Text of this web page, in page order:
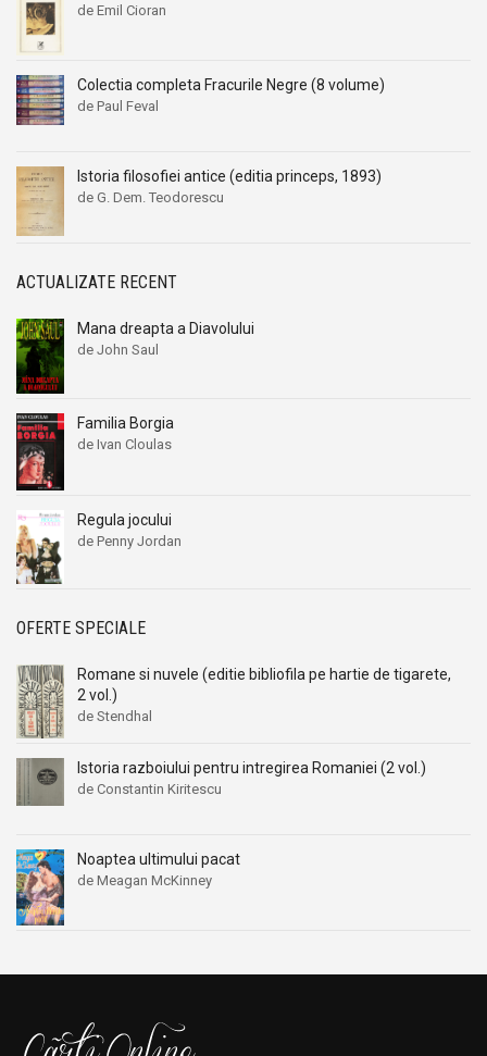
de Emil Cioran
Colectia completa Fracurile Negre (8 volume)
de Paul Feval
Istoria filosofiei antice (editia princeps, 1893)
de G. Dem. Teodorescu
ACTUALIZATE RECENT
Mana dreapta a Diavolului
de John Saul
Familia Borgia
de Ivan Cloulas
Regula jocului
de Penny Jordan
OFERTE SPECIALE
Romane si nuvele (editie bibliofila pe hartie de tigarete,
2 vol.)
de Stendhal
Istoria razboiului pentru intregirea Romaniei (2 vol.)
de Constantin Kiritescu
Noaptea ultimului pacat
de Meagan McKinney